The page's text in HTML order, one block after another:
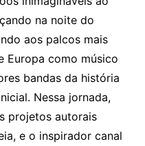
na noite do
aos palcos mais
Europa como músico
bandas da história
Nessa jornada,
projetos autorais
e o inspirador canal